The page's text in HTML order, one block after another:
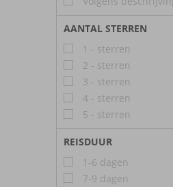
AANTAL STERREN
1 - sterren
2 - sterren
3 - sterren
4 - sterren
5 - sterren
REISDUUR
1-6 dagen
7-9 dagen